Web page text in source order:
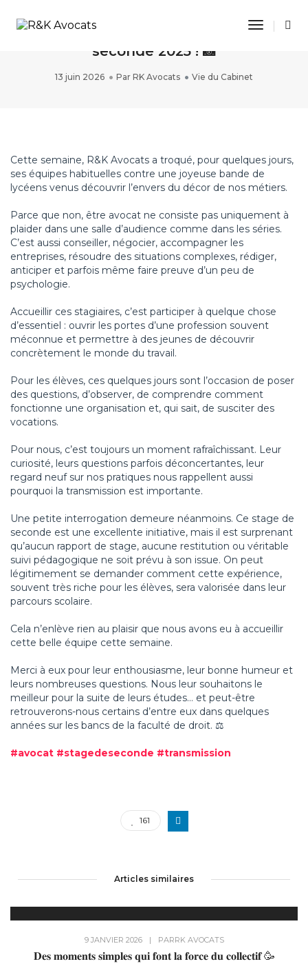
Toggle
Voici notre promotion de stagiaires de
seconde 2025 ! 📸
13 juin 2026 Par RK Avocats Vie du Cabinet
Cette semaine, R&K Avocats a troqué, pour quelques jours,
ses équipes habituelles contre une joyeuse bande de
lycéens venus découvrir l’envers du décor de nos métiers.
Parce que non, être avocat ne consiste pas uniquement à
plaider dans une salle d’audience comme dans les séries.
C’est aussi conseiller, négocier, accompagner les
entreprises, résoudre des situations complexes, rédiger,
anticiper et parfois même faire preuve d’un peu de
psychologie.
Accueillir ces stagiaires, c’est participer à quelque chose
d’essentiel : ouvrir les portes d’une profession souvent
méconnue et permettre à des jeunes de découvrir
concrètement le monde du travail.
Pour les élèves, ces quelques jours sont l’occasion de poser
des questions, d’observer, de comprendre comment
fonctionne une organisation et, qui sait, de susciter des
vocations.
Pour nous, c’est toujours un moment rafraîchissant. Leur
curiosité, leurs questions parfois déconcertantes, leur
regard neuf sur nos pratiques nous rappellent aussi
pourquoi la transmission est importante.
Une petite interrogation demeure néanmoins. Ce stage de
seconde est une excellente initiative, mais il est surprenant
qu’aucun rapport de stage, aucune restitution ou véritable
suivi pédagogique ne soit prévu à son issue. On peut
légitimement se demander comment cette expérience,
souvent très riche pour les élèves, sera valorisée dans leur
parcours scolaire.
Cela n’enlève rien au plaisir que nous avons eu à accueillir
cette belle équipe cette semaine.
Merci à eux pour leur enthousiasme, leur bonne humeur et
leurs nombreuses questions. Nous leur souhaitons le
meilleur pour la suite de leurs études… et peut-être
retrouverons-nous certains d’entre eux dans quelques
années sur les bancs de la faculté de droit. ⚖️
#avocat #stagedeseconde #transmission
161
Articles similaires
9 JANVIER 2026 | PARRK AVOCATS
𝐃𝐞𝐬 𝐦𝐨𝐦𝐞𝐧𝐭𝐬 𝐬𝐢𝐦𝐩𝐥𝐞𝐬 𝐪𝐮𝐢 𝐟𝐨𝐧𝐭 𝐥𝐚 𝐟𝐨𝐫𝐜𝐞 𝐝𝐮 𝐜𝐨𝐥𝐥𝐞𝐜𝐭𝐢𝐟 🥳